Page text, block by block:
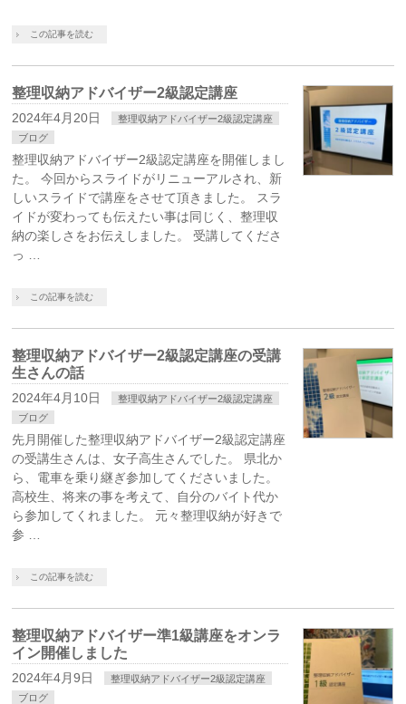
この記事を読む
整理収納アドバイザー2級認定講座
2024年4月20日
整理収納アドバイザー2級認定講座
ブログ
整理収納アドバイザー2級認定講座を開催しまし
た。 今回からスライドがリニューアルされ、新
しいスライドで講座をさせて頂きました。 スラ
イドが変わっても伝えたい事は同じく、整理収
納の楽しさをお伝えしました。 受講してくださ
っ …
この記事を読む
整理収納アドバイザー2級認定講座の受講
生さんの話
2024年4月10日
整理収納アドバイザー2級認定講座
ブログ
先月開催した整理収納アドバイザー2級認定講座
の受講生さんは、女子高生さんでした。 県北か
ら、電車を乗り継ぎ参加してくださいました。
高校生、将来の事を考えて、自分のバイト代か
ら参加してくれました。 元々整理収納が好きで
参 …
この記事を読む
整理収納アドバイザー準1級講座をオンラ
イン開催しました
2024年4月9日
整理収納アドバイザー2級認定講座
ブログ